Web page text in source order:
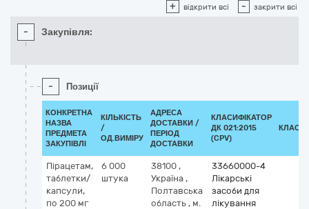
+ відкрити всі - закрити всі
- Закупівля:
- Позиції
КОНКРЕТНА
НАЗВА
ПРЕДМЕТА
ЗАКУПІВЛІ
КІЛЬКІСТЬ
/
ОД.ВИМІРУ
АДРЕСА
ДОСТАВКИ /
ПЕРІОД
ДОСТАВКИ
КЛАСИФІКАТОР
ДК 021:2015
(CPV)
Пірацетам,
таблетки/
капсули,
по 200 мг
6 000
штука
38100 ,
Україна ,
Полтавська
область , м.
33660000-4
Лікарські
засоби для
лікування